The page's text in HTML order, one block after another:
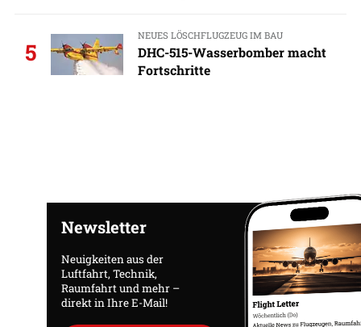
5
NEUES LÖSCHFLUGZEUG IM BAU
DHC-515-Wasserbomber macht
Fortschritte
Newsletter
Neuigkeiten aus der
Luftfahrt, Technik,
Raumfahrt und mehr –
direkt in Ihre E-Mail!